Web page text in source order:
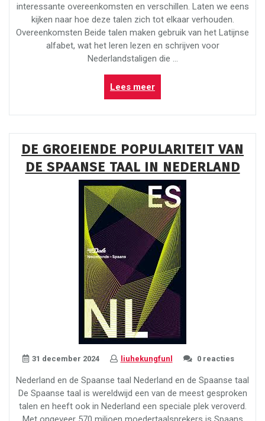
interessante overeenkomsten en verschillen. Laten we eens
kijken naar hoe deze talen zich tot elkaar verhouden.
Overeenkomsten Beide talen maken gebruik van het Latijnse
alfabet, wat het leren lezen en schrijven voor
Nederlandstaligen die …
Lees meer“Vergelijking
van
Nederlands
Overeenkomsten
en
Verschillen”
DE GROEIENDE POPULARITEIT VAN
DE SPAANSE TAAL IN NEDERLAND
31 december 2024 liuhekungfunl 0 reacties
Nederland en de Spaanse taal Nederland en de Spaanse taal
De Spaanse taal is wereldwijd een van de meest gesproken
talen en heeft ook in Nederland een speciale plek veroverd.